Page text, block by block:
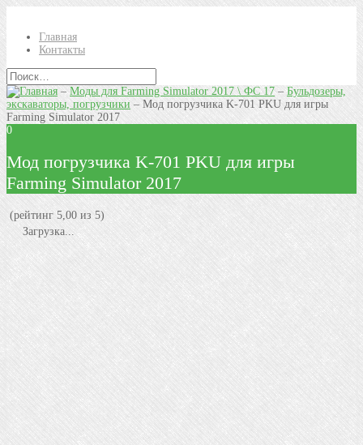
Главная
Контакты
–Моды для Farming Simulator 2017 \ ФС 17– Бульдозеры,
экскаваторы, погрузчики – Мод погрузчика K-701 PKU для игры
Farming Simulator 2017
0
Мод погрузчика K-701 PKU для игры
Farming Simulator 2017
(рейтинг 5,00 из 5)
Загрузка...